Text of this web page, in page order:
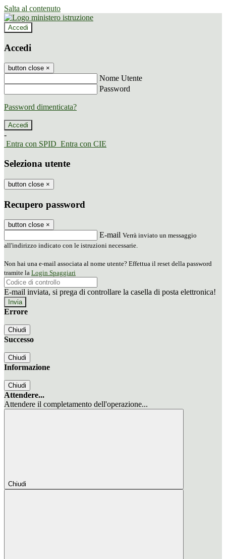
Salta al contenuto
Accedi
Accedi
button close ×
Nome Utente
Password
Password dimenticata?
-
Entra con SPID Entra con CIE
Seleziona utente
button close ×
Recupero password
button close ×
E-mail Verrà inviato un messaggio
all'indirizzo indicato con le istruzioni necessarie.
Non hai una e-mail associata al nome utente? Effettua il reset della password
tramite la Login Spaggiari
E-mail inviata, si prega di controllare la casella di posta elettronica!
Errore
Chiudi
Successo
Chiudi
Informazione
Chiudi
Attendere...
Attendere il completamento dell'operazione...
Chiudi